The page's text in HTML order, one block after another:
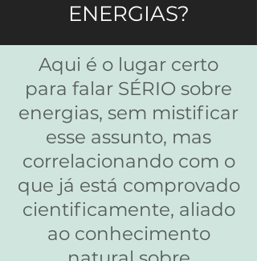
ENERGIAS?
Aqui é o lugar certo
para falar SÉRIO sobre
energias, sem mistificar
esse assunto, mas
correlacionando com o
que já está comprovado
cientificamente, aliado
ao conhecimento